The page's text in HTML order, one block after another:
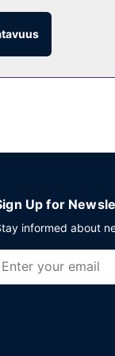
klo 6.30–9.30.
Up for
informed about